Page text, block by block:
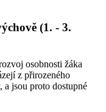
(1. - 3.
osobnosti žáka
z přirozeného
jsou proto dostupné